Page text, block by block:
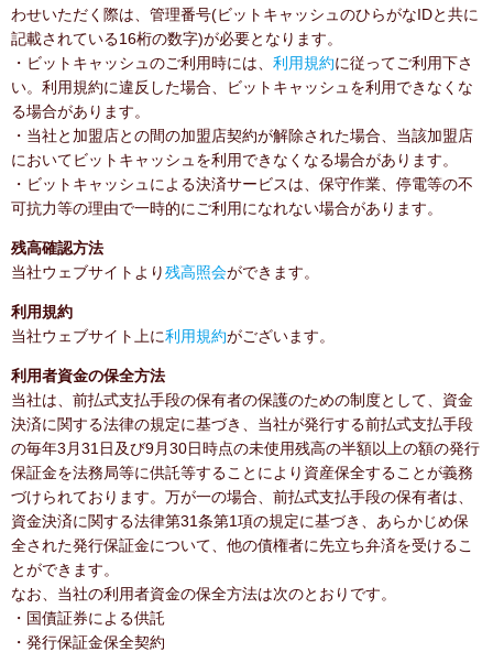
わせいただく際は、管理番号(ビットキャッシュのひらがなIDと共に
記載されている16桁の数字)が必要となります。
・ビットキャッシュのご利用時には、 利用規約に従ってご利用下さ
い。利用規約に違反した場合、ビットキャッシュを利用できなくな
る場合があります。
・当社と加盟店との間の加盟店契約が解除された場合、当該加盟店
においてビットキャッシュを利用できなくなる場合があります。
・ビットキャッシュによる決済サービスは、保守作業、停電等の不
可抗力等の理由で一時的にご利用になれない場合があります。
残高確認方法
当社ウェブサイトより残高照会ができます。
利用規約
当社ウェブサイト上に利用規約がございます。
利用者資金の保全方法
当社は、前払式支払手段の保有者の保護のための制度として、資金
決済に関する法律の規定に基づき、当社が発行する前払式支払手段
の毎年3月31日及び9月30日時点の未使用残高の半額以上の額の発行
保証金を法務局等に供託等することにより資産保全することが義務
づけられております。万が一の場合、前払式支払手段の保有者は、
資金決済に関する法律第31条第1項の規定に基づき、あらかじめ保
全された発行保証金について、他の債権者に先立ち弁済を受けるこ
とができます。
なお、当社の利用者資金の保全方法は次のとおりです。
・国債証券による供託
・発行保証金保全契約